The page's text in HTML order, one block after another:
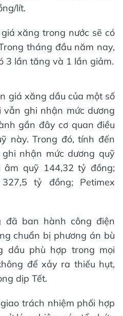
lít.
xăng trong nước sẽ có
tháng đầu năm nay,
3 lần tăng và 1 lần giảm.
giá xăng dầu của một số
ghi nhận mức dương
gần đây cơ quan điều
này. Trong đó, tính đến
nhận mức dương quỹ
quỹ 144,32 tỷ đồng;
tỷ đồng; Petimex
đã ban hành công điện
chuẩn bị phương án bù
dầu phù hợp trong mọi
để xảy ra thiếu hụt,
dịp Tết.
trách nhiệm phối hợp